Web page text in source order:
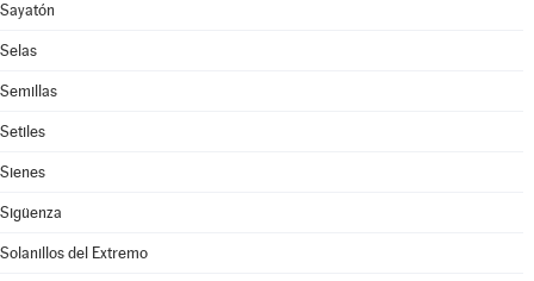
Sayatón
Selas
Semillas
Setiles
Sienes
Sigüenza
Solanillos del Extremo